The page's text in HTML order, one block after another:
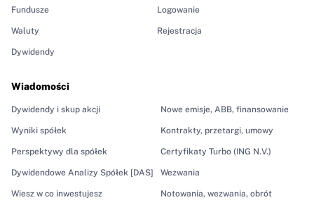
Fundusze
Waluty
Dywidendy
Wiadomości
Dywidendy i skup akcji
Wyniki spółek
Perspektywy dla spółek
Dywidendowe Analizy Spółek [DAS]
Wiesz w co inwestujesz
Nowe emisje, ABB, finansowanie
Kontrakty, przetargi, umowy
Certyfikaty Turbo (ING N.V.)
Wezwania
Notowania, wezwania, obrót
Logowanie
Rejestracja